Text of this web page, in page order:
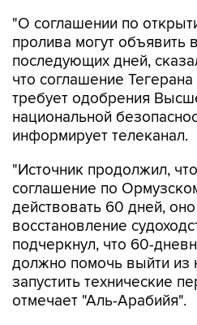
"О соглашении по
пролива могут объявить
последующих дней,
что соглашение
требует одобрения
национальной
информирует телеканал.
"Источник продолжил,
соглашение по
действовать 60 дней,
восстановление
подчеркнул, что 60-
должно помочь выйти из
запустить технические
отмечает "Аль-Арабийя".